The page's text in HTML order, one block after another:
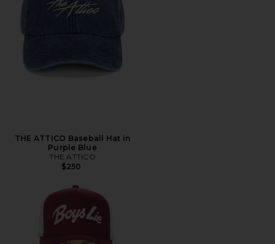
THE ATTICO Baseball Hat in
Purple Blue
THE ATTICO
$250